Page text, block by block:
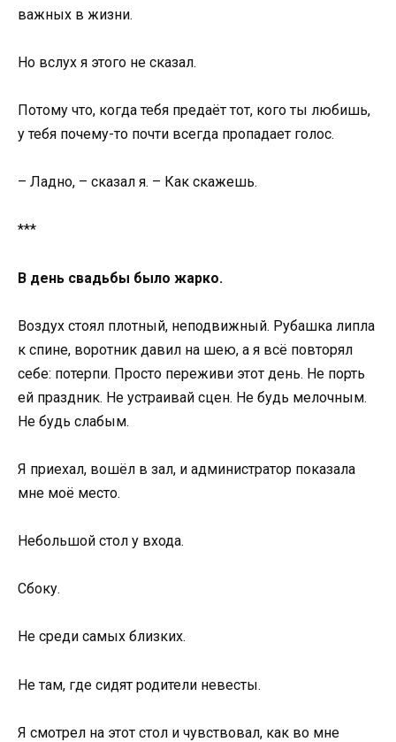
важных в жизни.
Но вслух я этого не сказал.
Потому что, когда тебя предаёт тот, кого ты любишь,
у тебя почему-то почти всегда пропадает голос.
– Ладно, – сказал я. – Как скажешь.
***
В день свадьбы было жарко.
Воздух стоял плотный, неподвижный. Рубашка липла
к спине, воротник давил на шею, а я всё повторял
себе: потерпи. Просто переживи этот день. Не порть
ей праздник. Не устраивай сцен. Не будь мелочным.
Не будь слабым.
Я приехал, вошёл в зал, и администратор показала
мне моё место.
Небольшой стол у входа.
Сбоку.
Не среди самых близких.
Не там, где сидят родители невесты.
Я смотрел на этот стол и чувствовал, как во мне